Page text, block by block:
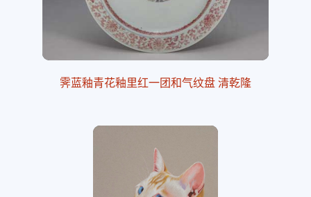
霁蓝釉青花釉里红一团和气纹盘 清乾隆